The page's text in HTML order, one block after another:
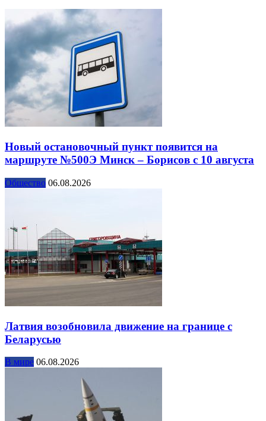
Новый остановочный пункт появится на
маршруте №500Э Минск – Борисов с 10 августа
Общество 06.08.2026
Латвия возобновила движение на границе с
Беларусью
В мире 06.08.2026